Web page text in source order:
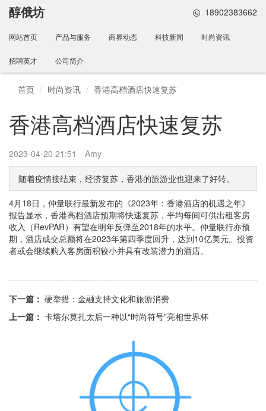
醇俄坊 18902383662
网站首页 产品与服务 商界动态 科技新闻 时尚资讯
招聘英才 公司简介
首页 时尚资讯 香港高档酒店快速复苏
香港高档酒店快速复苏
2023-04-20 21:51 Amy
随着疫情接结束，经济复苏，香港的旅游业也迎来了好转。
4月18日，仲量联行最新发布的《2023年：香港酒店的机遇之年》
报告显示，香港高档酒店预期将快速复苏，平均每间可供出租客房
收入（RevPAR）有望在明年反弹至2018年的水平。仲量联行亦预
期，酒店成交总额将在2023年第四季度回升，达到10亿美元。投资
者或会继续购入客房面积较小并具有改装潜力的酒店。
下一篇： 硬举措：金融支持文化和旅游消费
上一篇： 卡塔尔莫扎太后一种以“时尚符号”亮相世界杯